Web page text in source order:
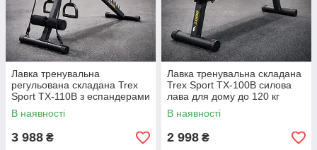
Лавка тренувальна
регульована складана Trex
Sport TX-110B з еспандерами
7 рівнів нахилу до 110 кг
В наявності
3 988 ₴
Лавка тренувальна складана
Trex Sport TX-100B силова
лава для дому до 120 кг
В наявності
2 998 ₴